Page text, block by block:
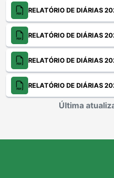
RELATÓRIO DE DIÁRIAS
RELATÓRIO DE DIÁRIAS
RELATÓRIO DE DIÁRIAS
RELATÓRIO DE DIÁRIAS
Última